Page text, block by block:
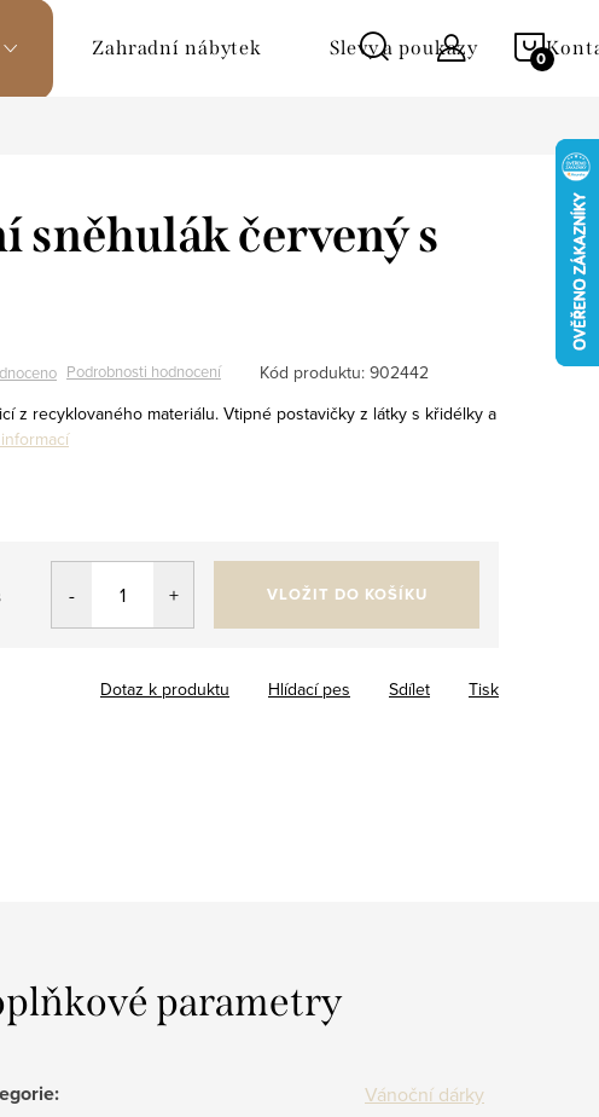
Zahradní nábytek Slevy a poukazy
sněhulák červený s
Podrobnosti hodnocení Kód produktu: 902442
z recyklovaného materiálu. Vtipné postavičky z látky s křidélky a
VLOŽIT DO KOŠÍKU
Tisk
Dotaz k produktu Hlídací pes Sdílet
parametry
: Vánoční dárky